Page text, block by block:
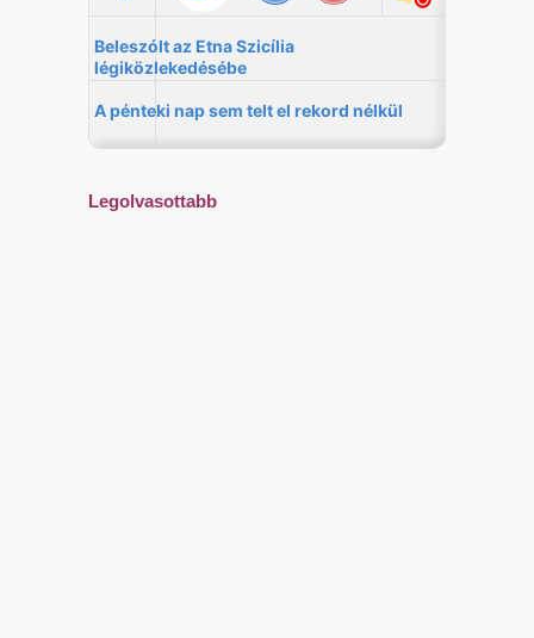
Legolvasottabb